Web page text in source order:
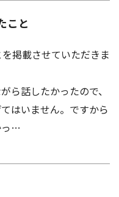
こと
掲載させていただきま
ら話したかったので、
はいません。ですから
っ…